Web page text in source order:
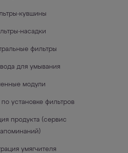
кувшины
насадки
фильтры
для умывания
модули
установке фильтров
продукта (сервис
умягчителя